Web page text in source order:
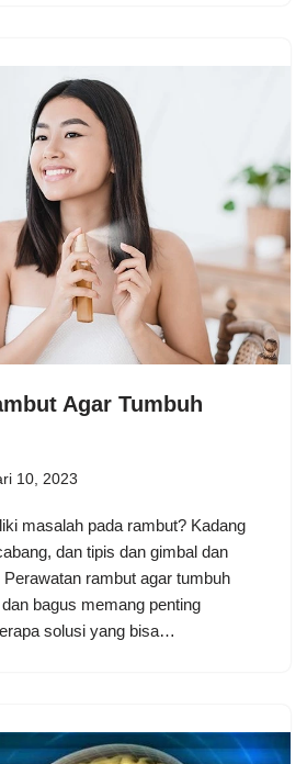
Agar Tumbuh
10, 2023
masalah pada rambut? Kadang
dan tipis dan gimbal dan
rambut agar tumbuh
bagus memang penting
solusi yang bisa…